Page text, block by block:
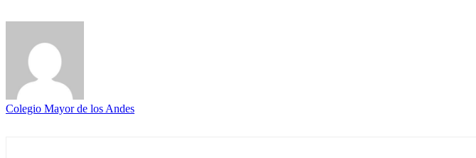
Colegio Mayor de los Andes